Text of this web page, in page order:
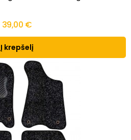
39,00 €
Į krepšelį